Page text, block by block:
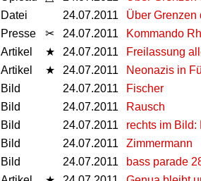
Datei 24.07.2011
Über Grenzen
Presse ✂ 24.07.2011
Kommando
Artikel ★ 24.07.2011
Freilassung
Artikel ★ 24.07.2011
Neonazis in
Bild 24.07.2011
Fischer
Bild 24.07.2011
Rausch
Bild 24.07.2011
rechts im Bild:
Bild 24.07.2011
Zimmermann
Bild 24.07.2011
bass parade